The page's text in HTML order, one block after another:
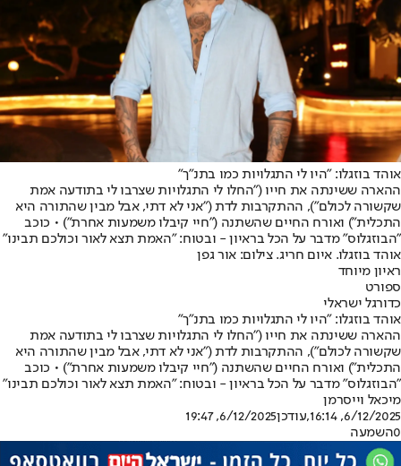
אוהד בוזגלו: "היו לי התגלויות כמו בתנ"ך"
ההארה ששינתה את חייו ("החלו לי התגלויות שצרבו לי בתודעה אמת
שקשורה לכולם"), ההתקרבות לדת ("אני לא דתי, אבל מבין שהתורה היא
התכלית") ואורח החיים שהשתנה ("חיי קיבלו משמעות אחרת") • כוכב
"הבוזגלוס" מדבר על הכל בראיון - ובטוח: "האמת תצא לאור וכולכם תבינו"
אוהד בוזגלו. איום חריג. צילום: אור גפן
ראיון מיוחד
ספורט
כדורגל ישראלי
אוהד בוזגלו: "היו לי התגלויות כמו בתנ"ך"
ההארה ששינתה את חייו ("החלו לי התגלויות שצרבו לי בתודעה אמת
שקשורה לכולם"), ההתקרבות לדת ("אני לא דתי, אבל מבין שהתורה היא
התכלית") ואורח החיים שהשתנה ("חיי קיבלו משמעות אחרת") • כוכב
"הבוזגלוס" מדבר על הכל בראיון - ובטוח: "האמת תצא לאור וכולכם תבינו"
מיכאל וייסרמן
6/12/2025, 16:14
,עודכן6/12/2025, 19:47
0השמעה